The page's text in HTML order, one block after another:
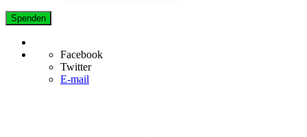
Spenden
Facebook
Twitter
E-mail